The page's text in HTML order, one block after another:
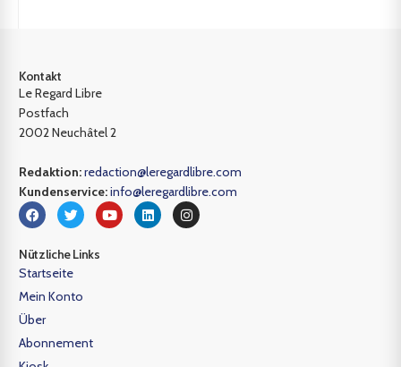
Kontakt
Le Regard Libre
Postfach
2002 Neuchâtel 2
Redaktion:redaction@leregardlibre.com
Kundenservice:info@leregardlibre.com
Nützliche Links
Startseite
Mein Konto
Über
Abonnement